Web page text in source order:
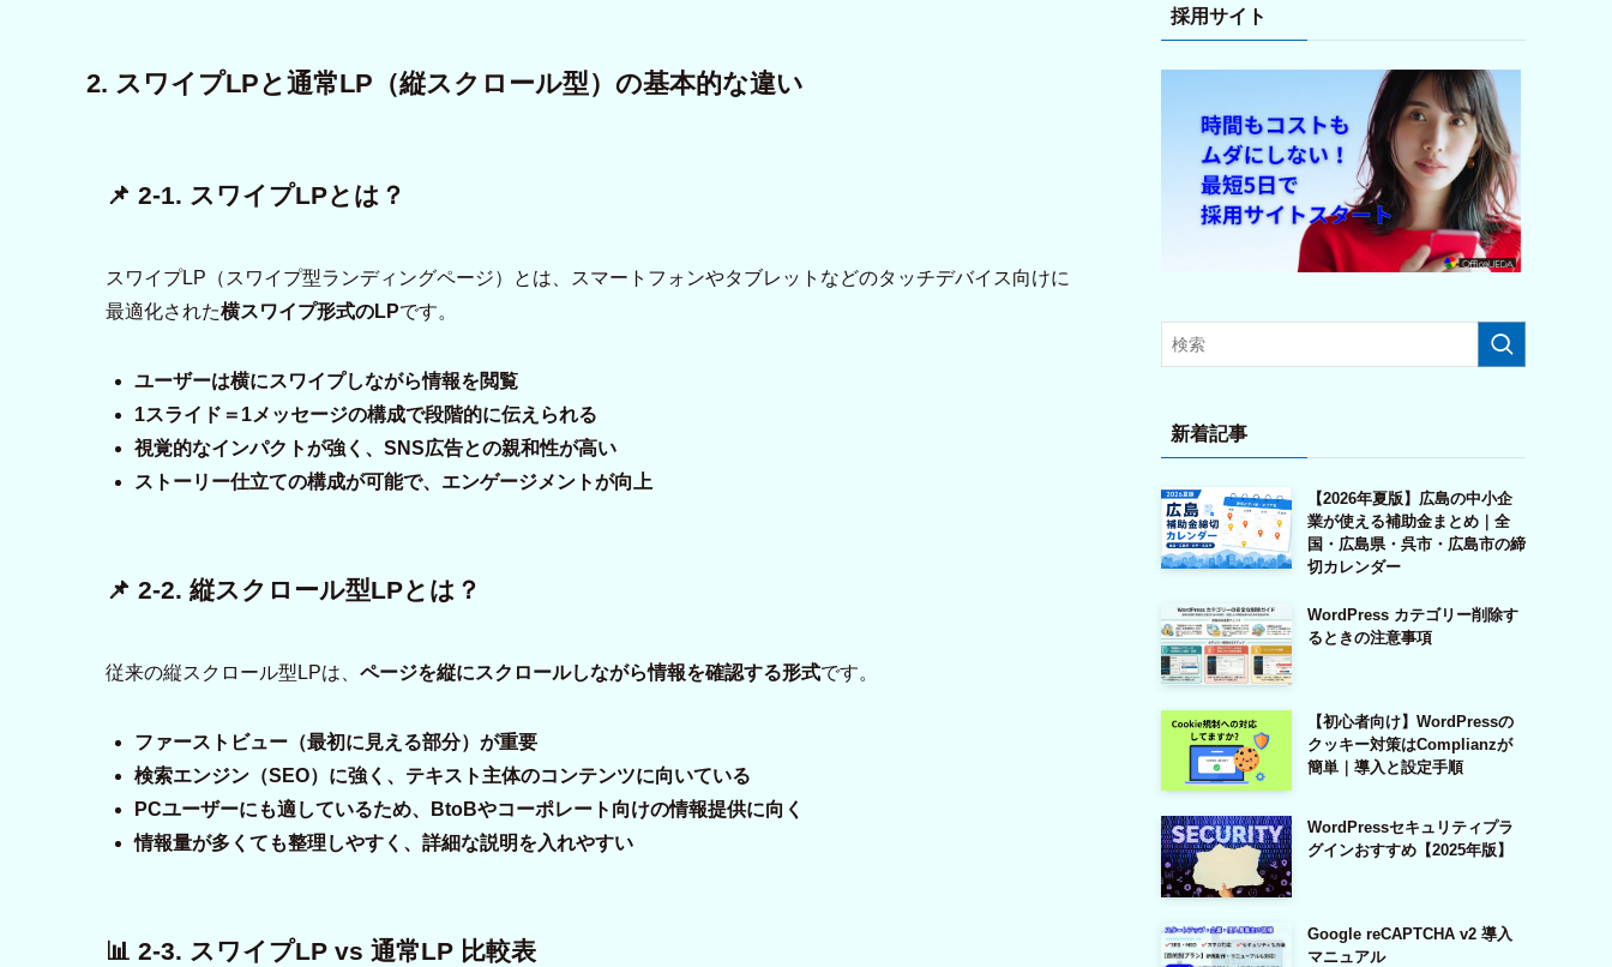
2. スワイプLPと通常LP（縦スクロール型）の基本的な違い
📌 2-1. スワイプLPとは？
スワイプLP（スワイプ型ランディングページ）とは、スマートフォンやタブレットなどのタッチデバイス向けに
最適化された横スワイプ形式のLPです。
ユーザーは横にスワイプしながら情報を閲覧
1スライド＝1メッセージの構成で段階的に伝えられる
視覚的なインパクトが強く、SNS広告との親和性が高い
ストーリー仕立ての構成が可能で、エンゲージメントが向上
📌 2-2. 縦スクロール型LPとは？
従来の縦スクロール型LPは、 ページを縦にスクロールしながら情報を確認する形式です。
ファーストビュー（最初に見える部分）が重要
検索エンジン（SEO）に強く、テキスト主体のコンテンツに向いている
PCユーザーにも適しているため、BtoBやコーポレート向けの情報提供に向く
情報量が多くても整理しやすく、詳細な説明を入れやすい
📊 2-3. スワイプLP vs 通常LP 比較表
採用サイト
新着記事
【2026年夏版】広島の中小企
業が使える補助金まとめ｜全
国・広島県・呉市・広島市の締
切カレンダー
WordPress カテゴリー削除す
るときの注意事項
【初心者向け】WordPressの
クッキー対策はComplianzが
簡単｜導入と設定手順
WordPressセキュリティプラ
グインおすすめ【2025年版】
Google reCAPTCHA v2 導入
マニュアル